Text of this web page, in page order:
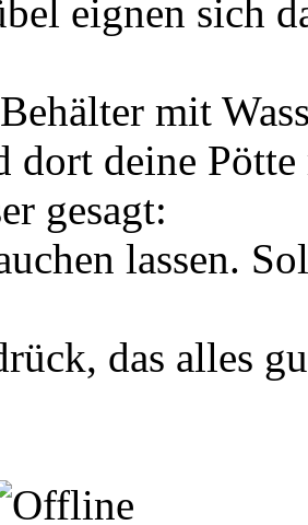
eignen sich
mit
dort deine
gesagt:
lassen.
das alles